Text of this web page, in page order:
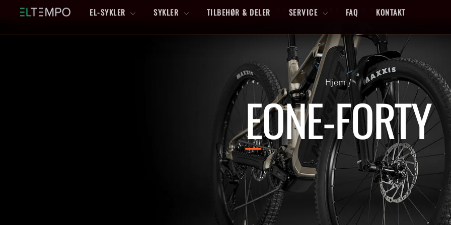
Hopp
Sett
på
pause
FERDIGMONTERT LEVERING TIL HELE NORGE
EL-SYKLER SYKLER TILBEHØR & DELER SERVICE FAQ KONTAKT
Hjem /
EONE-FORTY